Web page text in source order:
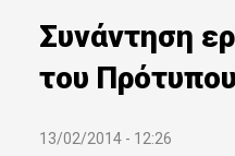
Συνάντηση
του
13/02/2014 - 12:26